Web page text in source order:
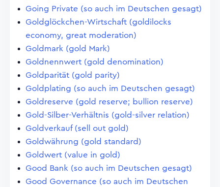
Going Private (so auch im Deutschen gesagt)
Goldglöckchen-Wirtschaft (goldilocks
economy, great moderation)
Goldmark (gold Mark)
Goldnennwert (gold denomination)
Goldparität (gold parity)
Goldplating (so auch im Deutschen gesagt)
Goldreserve (gold reserve; bullion reserve)
Gold-Silber-Verhältnis (gold-silver relation)
Goldverkauf (sell out gold)
Goldwährung (gold standard)
Goldwert (value in gold)
Good Bank (so auch im Deutschen gesagt)
Good Governance (so auch im Deutschen